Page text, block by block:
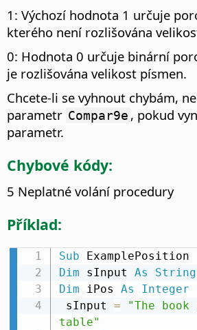
1: Výchozí hodnota 1 určuje
kterého není rozlišována
0: Hodnota 0 určuje binární
je rozlišována velikost písmen.
Chcete-li se vyhnout chybám,
parametr Compar9e , pokud
parametr.
Chybové kódy:
5 Neplatné volání procedury
Příklad:
Sub
Dim sInput As
String
Dim iPos As
Integer
sInput =
"The
table"